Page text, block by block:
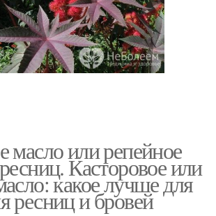
масло или репейное
Касторовое или
какое лучше для
ресниц и бровей